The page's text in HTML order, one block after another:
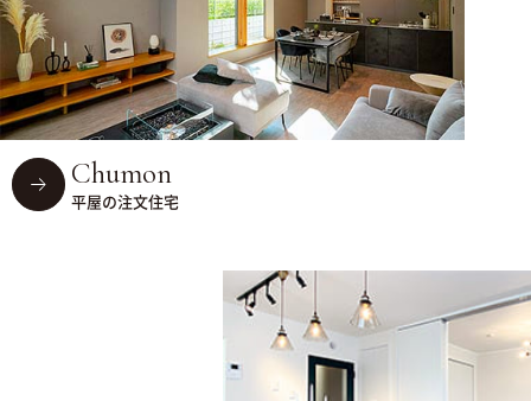
Chumon
平屋の注文住宅